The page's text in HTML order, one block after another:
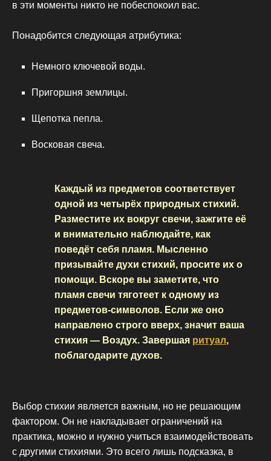
в эти моменты никто не побеспокоил вас.
Понадобится следующая атрибутика:
Немного ключевой воды.
Пригоршня землицы.
Щепотка пепла.
Восковая свеча.
Каждый из предметов соответствует
одной из четырёх природных стихий.
Разместите их вокруг свечи, зажгите её
и внимательно наблюдайте, как
поведёт себя пламя. Мысленно
призывайте духи стихий, просите их о
помощи. Вскоре вы заметите, что
пламя свечи тяготеет к одному из
предметов-символов. Если же оно
направлено строго вверх, значит ваша
стихия — Воздух. Завершая ритуал,
поблагодарите духов.
Выбор стихии является важным, но не решающим
фактором. Он не накладывает ограничений на
практика, можно и нужно учиться взаимодействовать
с другими стихиями. Это всего лишь подсказка, в